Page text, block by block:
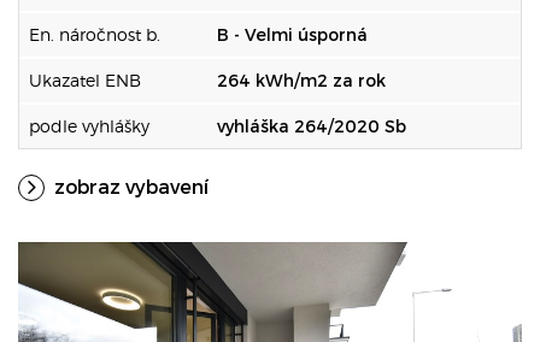
En. náročnost b. B - Velmi úsporná
Ukazatel ENB 264 kWh/m2 za rok
podle vyhlášky vyhláška 264/2020 Sb
zobraz vybavení